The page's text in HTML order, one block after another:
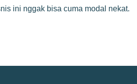
ini nggak bisa cuma modal nekat.